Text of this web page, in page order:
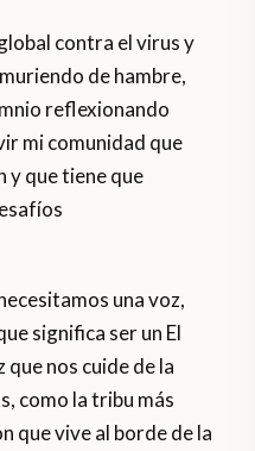
contra el virus y
de hambre,
reflexionando
mi comunidad que
y que tiene que
una voz,
significa ser un El
nos cuide de la
como la tribu más
que vive al borde de la